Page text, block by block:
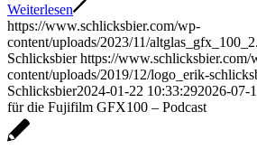
Weiterlesen
https://www.schlicksbier.com/wp-
content/uploads/2023/11/
Schlicksbier https://www.schlicksbier.com/
content/uploads/2019/12/logo_erik-
Schlicksbier2024-01-22 10:33:292026-07-
für die Fujifilm GFX100 – Podcast